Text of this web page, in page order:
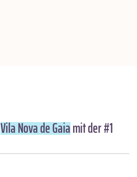
Vila Nova de Gaiamit der #1